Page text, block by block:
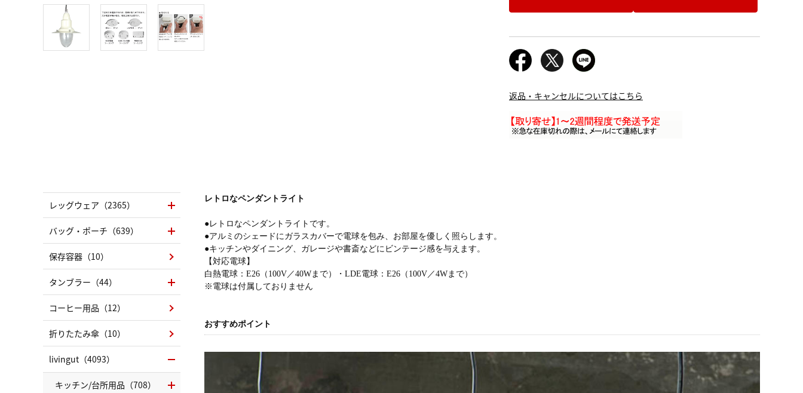
返品・キャンセルについてはこちら
レトロなペンダントライト
●レトロなペンダントライトです。
●アルミのシェードにガラスカバーで電球を包み、お部屋を優しく照らします。
●キッチンやダイニング、ガレージや書斎などにビンテージ感を与えます。
【対応電球】
白熱電球：E26（100V／40Wまで）・LDE電球：E26（100V／4Wまで）
※電球は付属しておりません
おすすめポイント
レッグウェア（2365）
バッグ・ポーチ（639）
保存容器（10）
タンブラー（44）
コーヒー用品（12）
折りたたみ傘（10）
livingut（4093）
キッチン/台所用品（708）